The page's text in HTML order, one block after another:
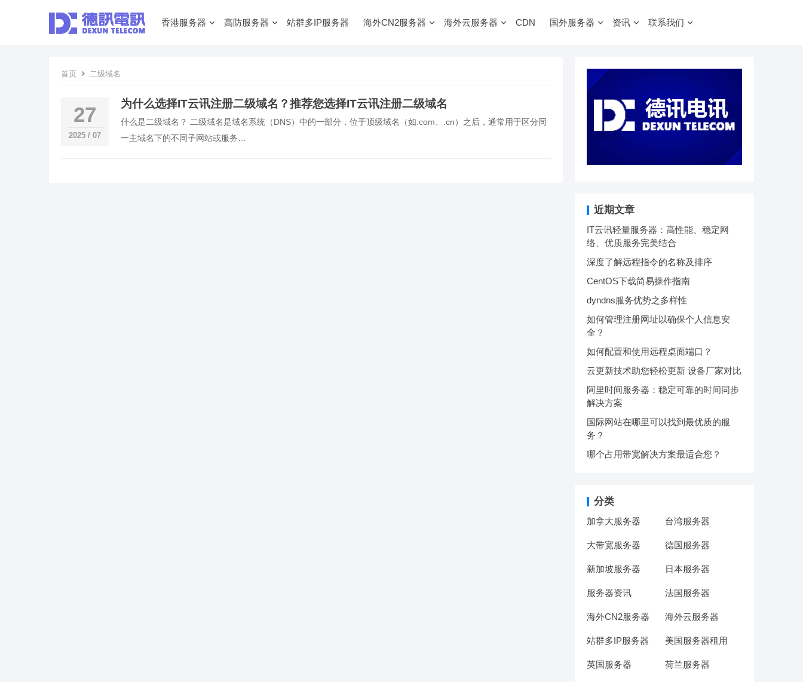
香港服务器 高防服务器 站群多IP服务器 海外CN2服务器 海外云服务器 CDN 国外服务器 资讯 联系我们
首页 二级域名
27
2025 / 07
为什么选择IT云讯注册二级域名？推荐您选择IT云讯注册二级域名
什么是二级域名？ 二级域名是域名系统（DNS）中的一部分，位于顶级域名（如.com、.cn）之后，通常用于区分同
一主域名下的不同子网站或服务…
近期文章
IT云讯轻量服务器：高性能、稳定网
络、优质服务完美结合
深度了解远程指令的名称及排序
CentOS下载简易操作指南
dyndns服务优势之多样性
如何管理注册网址以确保个人信息安
全？
如何配置和使用远程桌面端口？
云更新技术助您轻松更新 设备厂家对比
阿里时间服务器：稳定可靠的时间同步
解决方案
国际网站在哪里可以找到最优质的服
务？
哪个占用带宽解决方案最适合您？
分类
加拿大服务器 台湾服务器
大带宽服务器 德国服务器
新加坡服务器 日本服务器
服务器资讯 法国服务器
海外CN2服务器 海外云服务器
站群多IP服务器 美国服务器租用
英国服务器 荷兰服务器